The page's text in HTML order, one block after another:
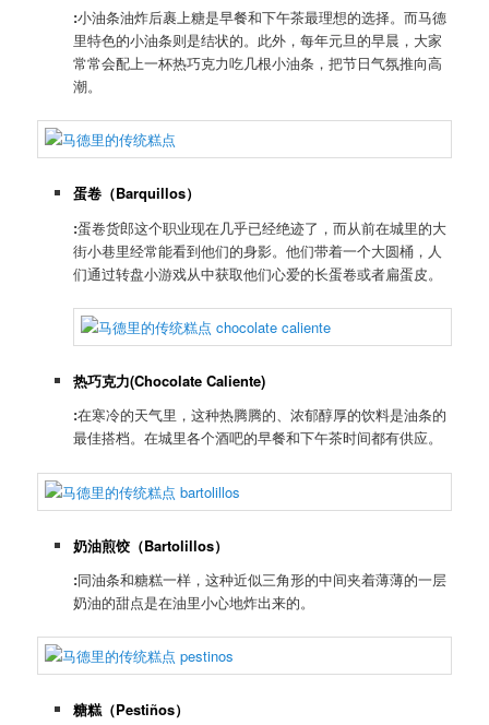
:小油条油炸后裹上糖是早餐和下午茶最理想的选择。而马德
里特色的小油条则是结状的。此外，每年元旦的早晨，大家
常常会配上一杯热巧克力吃几根小油条，把节日气氛推向高
潮。
蛋卷（Barquillos）
:蛋卷货郎这个职业现在几乎已经绝迹了，而从前在城里的大
街小巷里经常能看到他们的身影。他们带着一个大圆桶，人
们通过转盘小游戏从中获取他们心爱的长蛋卷或者扁蛋皮。
热巧克力(Chocolate Caliente)
:在寒冷的天气里，这种热腾腾的、浓郁醇厚的饮料是油条的
最佳搭档。在城里各个酒吧的早餐和下午茶时间都有供应。
奶油煎饺（Bartolillos）
:同油条和糖糕一样，这种近似三角形的中间夹着薄薄的一层
奶油的甜点是在油里小心地炸出来的。
糖糕（Pestiños）